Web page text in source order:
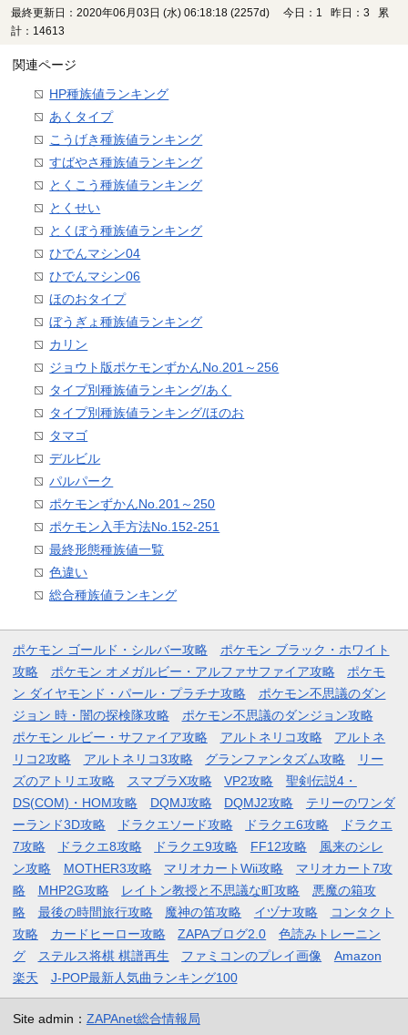
最終更新日：2020年06月03日 (水) 06:18:18 (2257d)
今日：1 昨日：3 累
計：14613
関連ページ
HP種族値ランキング
あくタイプ
こうげき種族値ランキング
すばやさ種族値ランキング
とくこう種族値ランキング
とくせい
とくぼう種族値ランキング
ひでんマシン04
ひでんマシン06
ほのおタイプ
ぼうぎょ種族値ランキング
カリン
ジョウト版ポケモンずかんNo.201～256
タイプ別種族値ランキング/あく
タイプ別種族値ランキング/ほのお
タマゴ
デルビル
パルパーク
ポケモンずかんNo.201～250
ポケモン入手方法No.152-251
最終形態種族値一覧
色違い
総合種族値ランキング
ポケモン ゴールド・シルバー攻略
ポケモン ブラック・ホワイト
攻略
ポケモン オメガルビー・アルファサファイア攻略
ポケモ
ン ダイヤモンド・パール・プラチナ攻略
ポケモン不思議のダン
ジョン 時・闇の探検隊攻略
ポケモン不思議のダンジョン攻略
ポケモン ルビー・サファイア攻略
アルトネリコ攻略
アルトネ
リコ2攻略
アルトネリコ3攻略 グランファンタズム攻略
リー
ズのアトリエ攻略
スマブラX攻略 VP2攻略
聖剣伝説4・
DS(COM)・HOM攻略
DQMJ攻略 DQMJ2攻略
テリーのワンダ
ーランド3D攻略
ドラクエソード攻略 ドラクエ6攻略
ドラクエ
7攻略
ドラクエ8攻略 ドラクエ9攻略 FF12攻略
風来のシレ
ン攻略
MOTHER3攻略 マリオカートWii攻略
マリオカート7攻
略
MHP2G攻略 レイトン教授と不思議な町攻略
悪魔の箱攻
略
最後の時間旅行攻略 魔神の笛攻略 イヅナ攻略
コンタクト
攻略
カードヒーロー攻略 ZAPAブログ2.0
色読みトレーニン
グ
ステルス将棋 棋譜再生 ファミコンのプレイ画像
Amazon
楽天
J-POP最新人気曲ランキング100
Site admin： ZAPAnet総合情報局